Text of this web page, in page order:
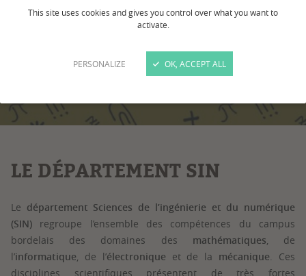
This site uses cookies and gives you control over what you want to
activate.
PERSONALIZE OK, ACCEPT ALL
+ D'INFOS
LE DÉPARTEMENT SIN
Le département Sciences de l’ingénierie et du numérique
(SIN) regroupe l’ensemble des compétences du campus
bordelais des domaines des mathématiques, de
l’informatique, de l’électronique et de la mécanique. Ces
disciplines scientifiques présentent de très fortes